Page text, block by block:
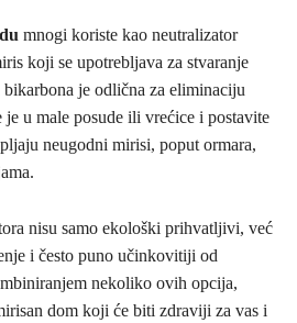
mnogi koriste kao neutralizator
koji se upotrebljava za stvaranje
je odlična za eliminaciju
u male posude ili vrećice i postavite
neugodni mirisi, poput ormara,
nisu samo ekološki prihvatljivi, već
i često puno učinkovitiji od
nekoliko ovih opcija,
dom koji će biti zdraviji za vas i